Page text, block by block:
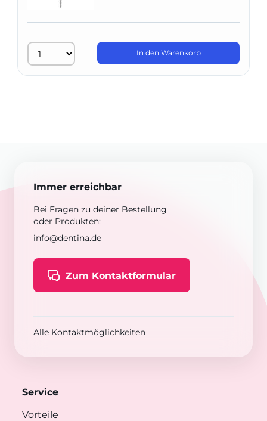
In den Warenkorb
Immer erreichbar
Bei Fragen zu deiner Bestellung
oder Produkten:
info@dentina.de
Zum Kontaktformular
Alle Kontaktmöglichkeiten
Service
Vorteile